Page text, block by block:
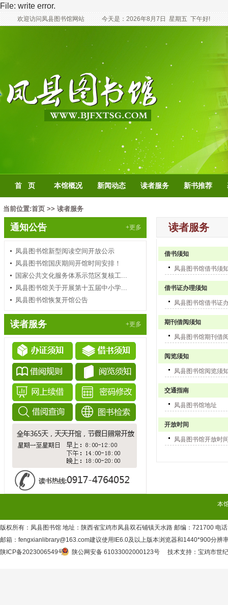
File: write error.
欢迎访问凤县图书馆网站 今天是：2026年8月7日 星期五 下午好!
首 页 本馆概况 新闻动态 读者服务 新书推荐
当前位置:首页 >> 读者服务
通知公告 +更多
凤县图书馆新型阅读空间开放公示
凤县图书馆国庆期间开馆时间安排！
国家公共文化服务体系示范区复核工...
凤县图书馆关于开展第十五届中小学...
凤县图书馆恢复开馆公告
读者服务 +更多
读者服务
借书须知
凤县图书馆借书须
借书证办理须知
凤县图书馆借书证
期刊借阅须知
凤县图书馆期刊借
阅览须知
凤县图书馆阅览须
交通指南
凤县图书馆地址
开放时间
凤县图书馆开放时
本
版权所有：凤县图书馆 地址：陕西省宝鸡市凤县双石铺镇天水路 邮编：721700 电
邮箱：fengxianlibrary@163.com建议使用IE6.0及以上版本浏览器和1440*900分辨
陕ICP备2023006549号
陕公网安备 61033002000123号 技术支持 ： 宝鸡市世